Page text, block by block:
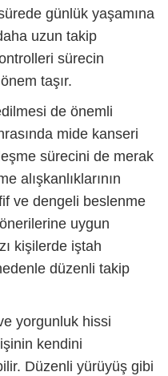
günlük yaşamına
uzun takip
sürecin
taşır.
de önemli
mide kanseri
sürecini de merak
alışkanlıklarının
ve dengeli beslenme
uygun
kişilerde iştah
düzenli takip
yorgunluk hissi
kendini
Düzenli yürüyüş gibi